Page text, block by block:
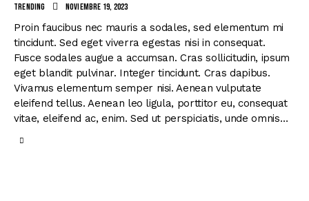
Trending noviembre 19, 2023
Proin faucibus nec mauris a sodales, sed elementum mi
tincidunt. Sed eget viverra egestas nisi in consequat.
Fusce sodales augue a accumsan. Cras sollicitudin, ipsum
eget blandit pulvinar. Integer tincidunt. Cras dapibus.
Vivamus elementum semper nisi. Aenean vulputate
eleifend tellus. Aenean leo ligula, porttitor eu, consequat
vitae, eleifend ac, enim. Sed ut perspiciatis, unde omnis…